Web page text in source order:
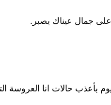
جمال عيناك يصبر.
بأعذب حالات انا العروسة